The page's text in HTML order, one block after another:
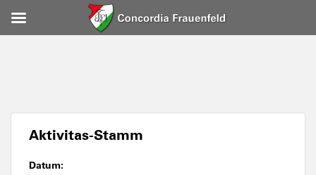
Aktivitas-Stamm
Datum: